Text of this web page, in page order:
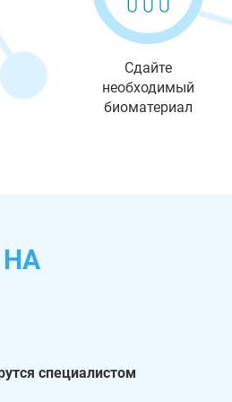
Сдайте
необходимый
биоматериал
специалистом